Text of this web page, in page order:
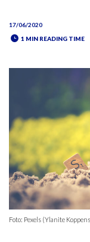
17/06/2020
1 MIN READING TIME
Foto: Pexels (Ylanite